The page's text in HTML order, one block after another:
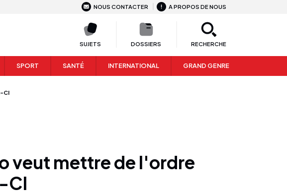
NOUS CONTACTER A PROPOS DE NOUS
SUJETS DOSSIERS RECHERCHE
SPORT SANTÉ INTERNATIONAL GRAND GENRE
CI
veut mettre de l'ordre
CI